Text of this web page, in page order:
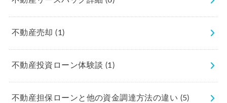
不動産売却(1)
不動産投資ローン体験談 (1)
不動産担保ローンと他の資金調達方法の違い (5)